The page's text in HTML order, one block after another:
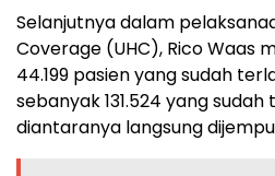
Selanjutnya dalam
Coverage (UHC), Rico Waas
44.199 pasien yang sudah
sebanyak 131.524 yang
diantaranya langsung